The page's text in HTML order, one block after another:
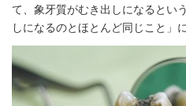
て、象牙質がむき出しになるとい
しになるのとほとんど同じこと」